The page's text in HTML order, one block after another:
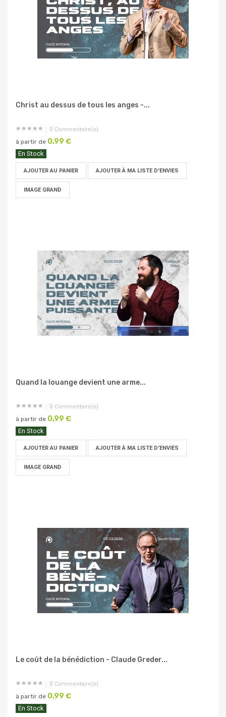
Christ au dessus de tous les anges -...
0 Commentaire(s)
à partir de 0,99 €
En Stock
AJOUTER AU PANIER AJOUTER À MA LISTE D'ENVIES
IMAGE GRAND
Quand la louange devient une arme...
0 Commentaire(s)
à partir de 0,99 €
En Stock
AJOUTER AU PANIER AJOUTER À MA LISTE D'ENVIES
IMAGE GRAND
Le coût de la bénédiction - Claude Greder...
0 Commentaire(s)
à partir de 0,99 €
En Stock